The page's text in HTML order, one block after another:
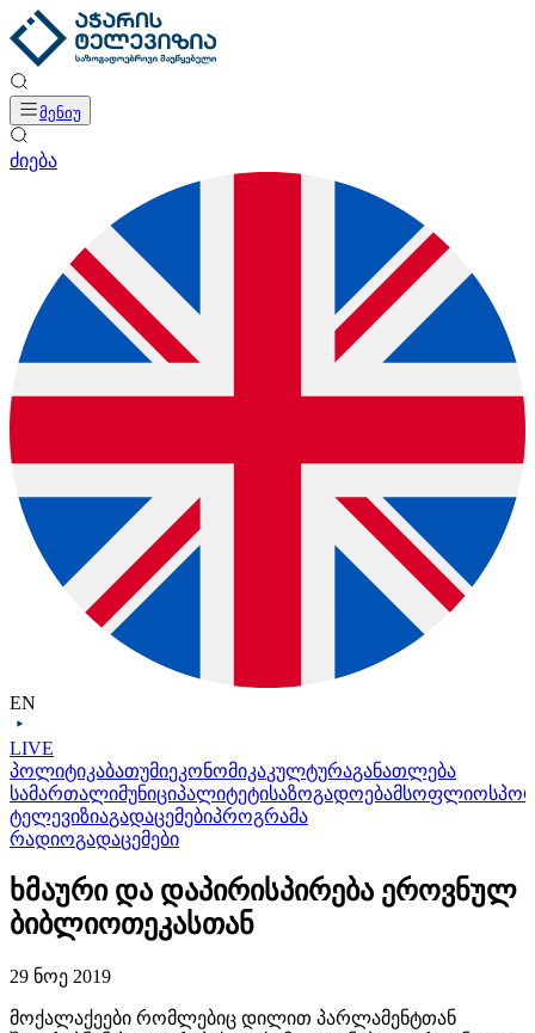
მენიუ
ძიება
EN
LIVE
პოლიტიკაბათუმიეკონომიკაკულტურაგანათლება
სამართალიმუნიციპალიტეტისაზოგადოებამსოფლიო
ტელევიზიაგადაცემებიპროგრამა
რადიოგადაცემები
ხმაური და დაპირისპირება ეროვნულ
ბიბლიოთეკასთან
29 ნოე 2019
მოქალაქეები რომლებიც დილით პარლამენტთან